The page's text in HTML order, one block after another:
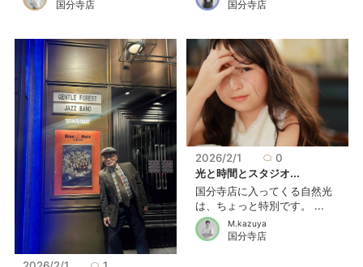
国分寺店 国分寺店
2026/2/1
0
光と時間とスタジオ...
国分寺店に入ってくる自然光
は、ちょっと特別です。 ...
M.kazuya
国分寺店